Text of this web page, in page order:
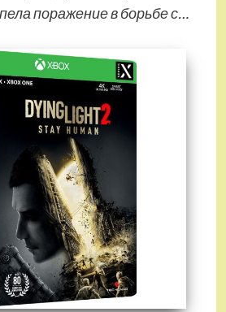
поражение в борьбе с…